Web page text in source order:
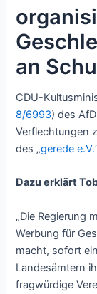
an
CDU-
8/6993) des
Verflechtungen
des „gerede e.V.
Dazu erklärt
„Die Regierung
Werbung für
macht, sofort
Landesämtern
fragwürdige